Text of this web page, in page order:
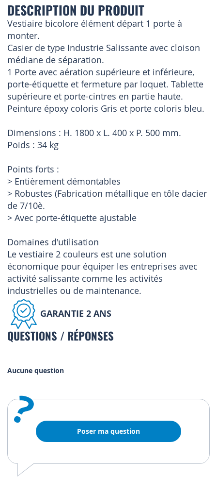
DESCRIPTION DU PRODUIT
Vestiaire bicolore élément départ 1 porte à
monter.
Casier de type Industrie Salissante avec cloison
médiane de séparation.
1 Porte avec aération supérieure et inférieure,
porte-étiquette et fermeture par loquet. Tablette
supérieure et porte-cintres en partie haute.
Peinture époxy coloris Gris et porte coloris bleu.
Dimensions : H. 1800 x L. 400 x P. 500 mm.
Poids : 34 kg
Points forts :
> Entièrement démontables
> Robustes (Fabrication métallique en tôle dacier
de 7/10è.
> Avec porte-étiquette ajustable
Domaines d'utilisation
Le vestiaire 2 couleurs est une solution
économique pour équiper les entreprises avec
activité salissante comme les activités
industrielles ou de maintenance.
GARANTIE 2 ANS
QUESTIONS / RÉPONSES
Aucune question
? Poser ma question